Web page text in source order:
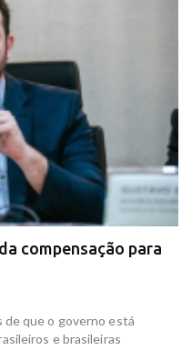
compensação para
de que o governo está
e brasileiras